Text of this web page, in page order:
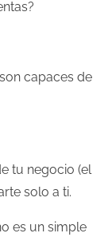
capaces de
tu negocio (el
solo a ti.
es un simple